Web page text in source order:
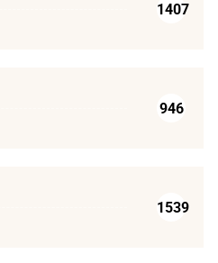
1407
946
1539